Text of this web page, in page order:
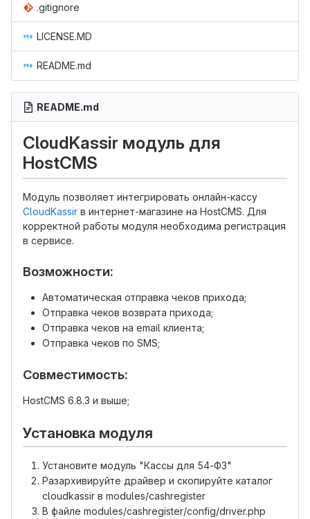
.gitignore
LICENSE.MD
README.md
README.md
CloudKassir модуль для
HostCMS
Модуль позволяет интегрировать онлайн-кассу
CloudKassir в интернет-магазине на HostCMS. Для
корректной работы модуля необходима регистрация
в сервисе.
Возможности:
Автоматическая отправка чеков прихода;
Отправка чеков возврата прихода;
Отправка чеков на email клиента;
Отправка чеков по SMS;
Совместимость:
HostCMS 6.8.3 и выше;
Установка модуля
Установите модуль "Кассы для 54-ФЗ"
Разархивируйте драйвер и скопируйте каталог
cloudkassir в modules/cashregister
В файле modules/cashregister/config/driver.php